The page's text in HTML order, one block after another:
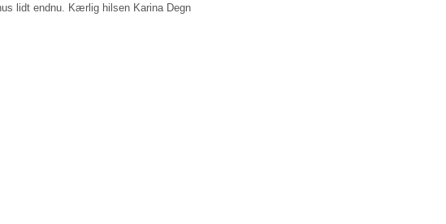
lidt endnu. Kærlig hilsen Karina Degn